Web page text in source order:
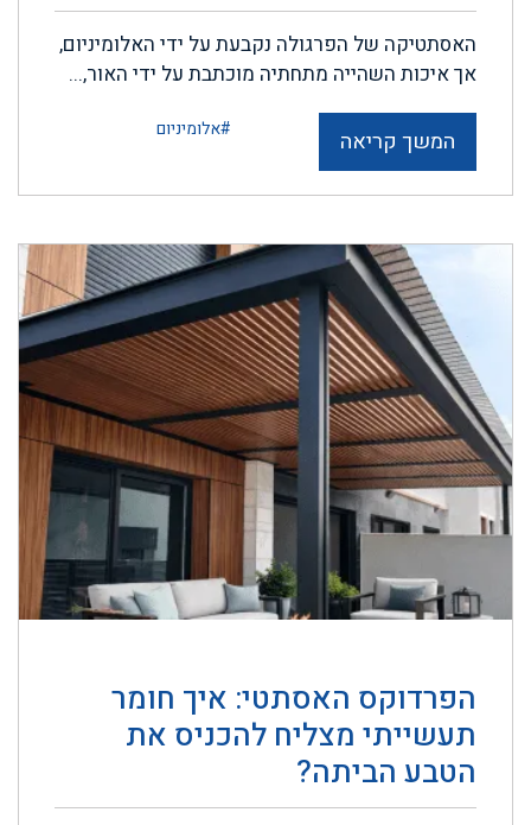
האסתטיקה של הפרגולה נקבעת על ידי האלומיניום,
אך איכות השהייה מתחתיה מוכתבת על ידי האור,...
המשך קריאה #אלומיניום
הפרדוקס האסתטי: איך חומר
תעשייתי מצליח להכניס את
הטבע הביתה?